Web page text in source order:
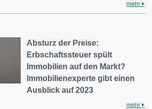
mehr
Absturz der Preise:
Erbschaftssteuer spült
Immobilien auf den Markt?
Immobilienexperte gibt einen
Ausblick auf 2023
mehr